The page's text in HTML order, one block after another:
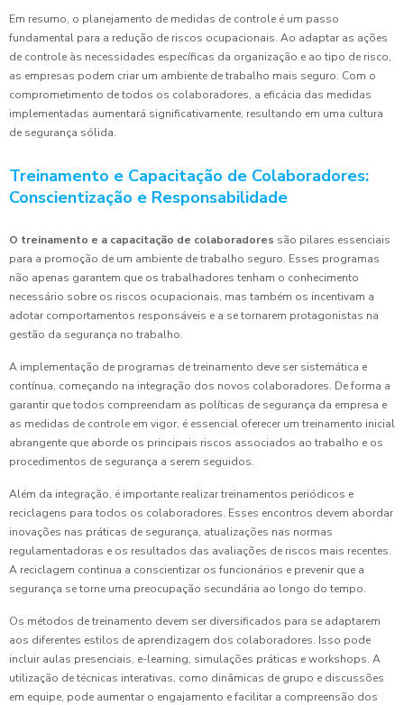
Em resumo, o planejamento de medidas de controle é um passo
fundamental para a redução de riscos ocupacionais. Ao adaptar as ações
de controle às necessidades específicas da organização e ao tipo de risco,
as empresas podem criar um ambiente de trabalho mais seguro. Com o
comprometimento de todos os colaboradores, a eficácia das medidas
implementadas aumentará significativamente, resultando em uma cultura
de segurança sólida.
Treinamento e Capacitação de Colaboradores:
Conscientização e Responsabilidade
O treinamento e a capacitação de colaboradores são pilares essenciais
para a promoção de um ambiente de trabalho seguro. Esses programas
não apenas garantem que os trabalhadores tenham o conhecimento
necessário sobre os riscos ocupacionais, mas também os incentivam a
adotar comportamentos responsáveis e a se tornarem protagonistas na
gestão da segurança no trabalho.
A implementação de programas de treinamento deve ser sistemática e
contínua, começando na integração dos novos colaboradores. De forma a
garantir que todos compreendam as políticas de segurança da empresa e
as medidas de controle em vigor, é essencial oferecer um treinamento inicial
abrangente que aborde os principais riscos associados ao trabalho e os
procedimentos de segurança a serem seguidos.
Além da integração, é importante realizar treinamentos periódicos e
reciclagens para todos os colaboradores. Esses encontros devem abordar
inovações nas práticas de segurança, atualizações nas normas
regulamentadoras e os resultados das avaliações de riscos mais recentes.
A reciclagem continua a conscientizar os funcionários e prevenir que a
segurança se torne uma preocupação secundária ao longo do tempo.
Os métodos de treinamento devem ser diversificados para se adaptarem
aos diferentes estilos de aprendizagem dos colaboradores. Isso pode
incluir aulas presenciais, e-learning, simulações práticas e workshops. A
utilização de técnicas interativas, como dinâmicas de grupo e discussões
em equipe, pode aumentar o engajamento e facilitar a compreensão dos